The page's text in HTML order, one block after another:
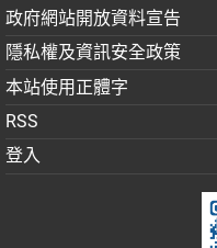
政府網站開放資料宣告
隱私權及資訊安全政策
本站使用正體字
RSS
登入